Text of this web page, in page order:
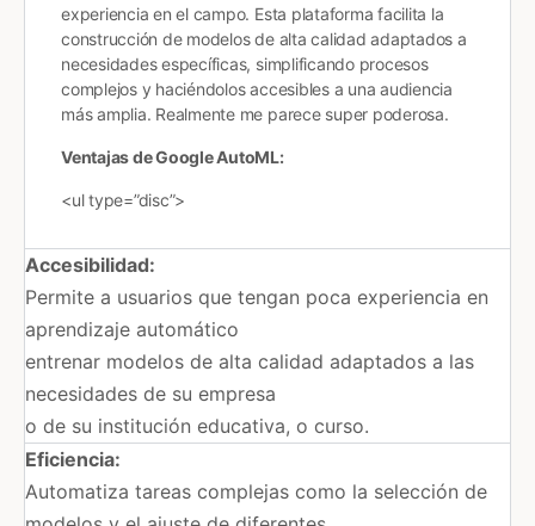
experiencia en el campo. Esta plataforma facilita la
construcción de modelos de alta calidad adaptados a
necesidades específicas, simplificando procesos
complejos y haciéndolos accesibles a una audiencia
más amplia. Realmente me parece super poderosa.
Ventajas de Google AutoML:
<ul type=”disc”>
Accesibilidad:
Permite a usuarios que tengan poca experiencia en
aprendizaje automático
entrenar modelos de alta calidad adaptados a las
necesidades de su empresa
o de su institución educativa, o curso.
Eficiencia:
Automatiza tareas complejas como la selección de